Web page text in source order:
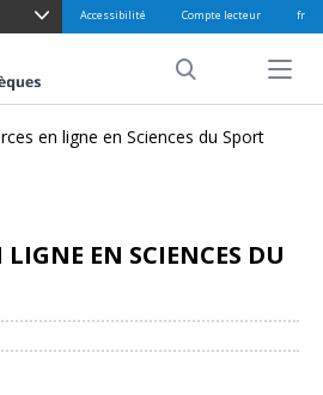
Accessibilité Compte lecteur fr
Menu
en ligne en Sciences du Sport
LIGNE EN SCIENCES DU